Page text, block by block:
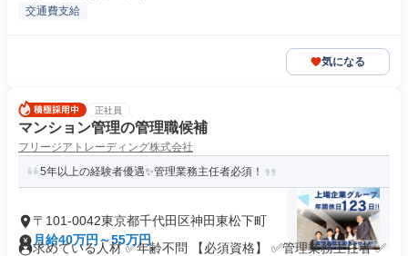
交通費支給
気になる
正社員
マンション管理の管理職候補
フリージアトレーディング株式会社
5年以上の経験者優遇✨管理業務主任者必須！
〒101-0042東京都千代田区神田東松下町
月給40万円～55万円
求めている人材 ✅年齢不問 【必須資格】 ✅管理業務主任者 ✅